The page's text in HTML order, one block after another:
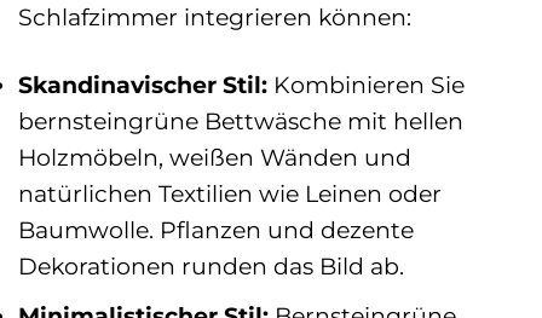
Schlafzimmer integrieren können:
Skandinavischer Stil: Kombinieren Sie
bernsteingrüne Bettwäsche mit hellen
Holzmöbeln, weißen Wänden und
natürlichen Textilien wie Leinen oder
Baumwolle. Pflanzen und dezente
Dekorationen runden das Bild ab.